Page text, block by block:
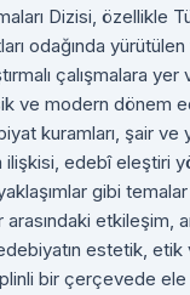
Dizisi, özellikle
odağında
çalışmalara yer
ve modern dönem
kuramları, şair ve
edebî eleştiri
gibi
etkileşim,
estetik, etik
bir çerçevede ele